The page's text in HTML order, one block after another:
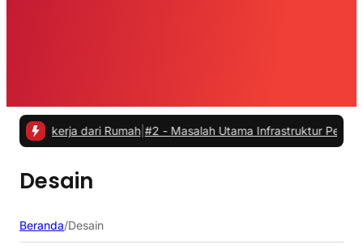
dari Rumah|#2 -Masalah Utama Infrastruktur Pengisian
Desain
Beranda/Desain